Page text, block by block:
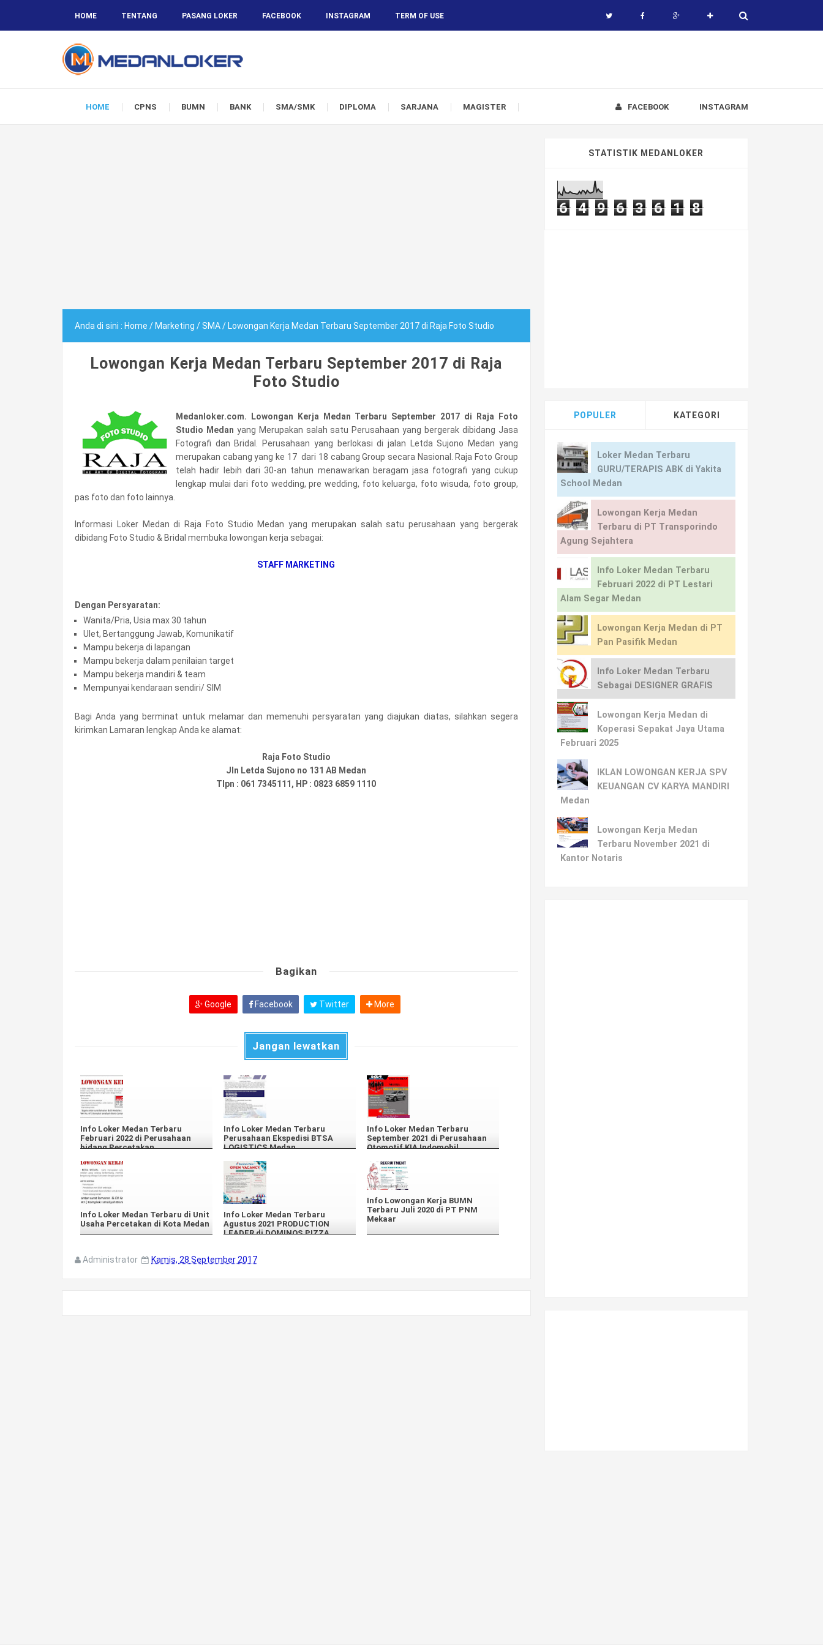
HOME TENTANG PASANG LOKER FACEBOOK INSTAGRAM TERM OF USE
HOME CPNS BUMN BANK SMA/SMK DIPLOMA SARJANA MAGISTER INSTAGRAM
FACEBOOK
Anda di sini : Home / Marketing /SMA/ Lowongan Kerja Medan Terbaru September 2017 di Raja Foto Studio
Lowongan Kerja Medan Terbaru September 2017 di Raja
Foto Studio
Medanloker.com. Lowongan Kerja Medan Terbaru September 2017 di Raja Foto
Studio Medan yang Merupakan salah satu Perusahaan yang bergerak dibidang Jasa
Fotografi dan Bridal. Perusahaan yang berlokasi di jalan Letda Sujono Medan yang
merupakan cabang yang ke 17 dari 18 cabang Group secara Nasional. Raja Foto Group
telah hadir lebih dari 30-an tahun menawarkan beragam jasa fotografi yang cukup
lengkap mulai dari foto wedding, pre wedding, foto keluarga, foto wisuda, foto group,
pas foto dan foto lainnya.
Informasi Loker Medan di Raja Foto Studio Medan yang merupakan salah satu perusahaan yang bergerak
dibidang Foto Studio & Bridal membuka lowongan kerja sebagai:
STAFF MARKETING
Dengan Persyaratan:
Wanita/Pria, Usia max 30 tahun
Ulet, Bertanggung Jawab, Komunikatif
Mampu bekerja di lapangan
Mampu bekerja dalam penilaian target
Mampu bekerja mandiri & team
Mempunyai kendaraan sendiri/ SIM
Bagi Anda yang berminat untuk melamar dan memenuhi persyaratan yang diajukan diatas, silahkan segera
kirimkan Lamaran lengkap Anda ke alamat:
Raja Foto Studio
Jln Letda Sujono no 131 AB Medan
Tlpn : 061 7345111, HP : 0823 6859 1110
Bagikan
Google Facebook Twitter More
Jangan lewatkan
Info Loker Medan Terbaru
Februari 2022 di Perusahaan
bidang Percetakan
Info Loker Medan Terbaru
Perusahaan Ekspedisi BTSA
LOGISTICS Medan
Info Loker Medan Terbaru
September 2021 di Perusahaan
Otomotif KIA Indomobil.
Info Loker Medan Terbaru di Unit
Usaha Percetakan di Kota Medan
Info Loker Medan Terbaru
Agustus 2021 PRODUCTION
LEADER di DOMINOS PIZZA
Info Lowongan Kerja BUMN
Terbaru Juli 2020 di PT PNM
Mekaar
Administrator Kamis, 28 September 2017
STATISTIK MEDANLOKER
6 4 9 6 3 6 1 8
POPULER KATEGORI
Loker Medan Terbaru
GURU/TERAPIS ABK di Yakita
School Medan
Lowongan Kerja Medan
Terbaru di PT Transporindo
Agung Sejahtera
Info Loker Medan Terbaru
Februari 2022 di PT Lestari
Alam Segar Medan
Lowongan Kerja Medan di PT
Pan Pasifik Medan
Info Loker Medan Terbaru
Sebagai DESIGNER GRAFIS
Lowongan Kerja Medan di
Koperasi Sepakat Jaya Utama
Februari 2025
IKLAN LOWONGAN KERJA SPV
KEUANGAN CV KARYA MANDIRI
Medan
Lowongan Kerja Medan
Terbaru November 2021 di
Kantor Notaris